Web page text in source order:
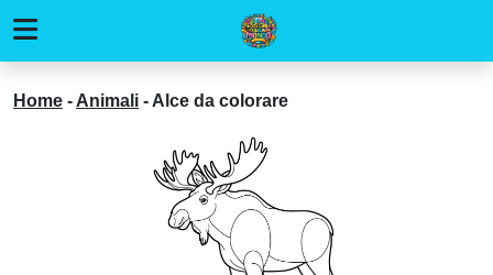
Home - Animali - Alce da colorare